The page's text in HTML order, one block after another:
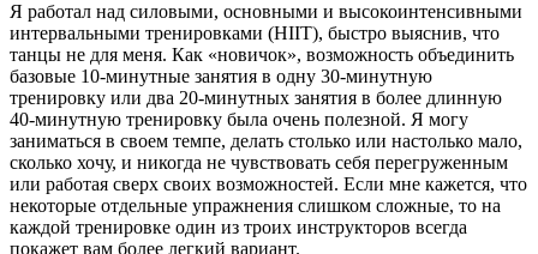
Я работал над силовыми, основными и высокоинтенсивными
интервальными тренировками (HIIT), быстро выяснив, что
танцы не для меня. Как «новичок», возможность объединить
базовые 10-минутные занятия в одну 30-минутную
тренировку или два 20-минутных занятия в более длинную
40-минутную тренировку была очень полезной. Я могу
заниматься в своем темпе, делать столько или настолько мало,
сколько хочу, и никогда не чувствовать себя перегруженным
или работая сверх своих возможностей. Если мне кажется, что
некоторые отдельные упражнения слишком сложные, то на
каждой тренировке один из троих инструкторов всегда
покажет вам более легкий вариант.